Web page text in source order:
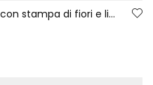
Gonna blu navy con stampa di fiori e libellule